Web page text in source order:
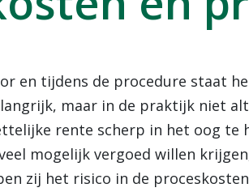
en tijdens de procedure staat
maar in de praktijk niet
rente scherp in het oog te
mogelijk vergoed willen
zij het risico in de